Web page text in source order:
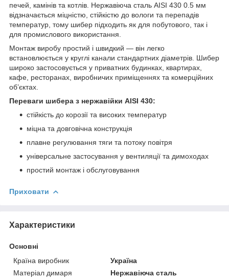
печей, камінів та котлів. Нержавіюча сталь AISI 430 0.5 мм
відзначається міцністю, стійкістю до вологи та перепадів
температур, тому шибер підходить як для побутового, так і
для промислового використання.
Монтаж виробу простий і швидкий — він легко
встановлюється у круглі канали стандартних діаметрів. Шибер
широко застосовується у приватних будинках, квартирах,
кафе, ресторанах, виробничих приміщеннях та комерційних
об’єктах.
Переваги шибера з нержавійки AISI 430:
стійкість до корозії та високих температур
міцна та довговічна конструкція
плавне регулювання тяги та потоку повітря
універсальне застосування у вентиляції та димоходах
простий монтаж і обслуговування
Приховати
Характеристики
Основні
Країна виробник
Україна
Матеріал димаря
Нержавіюча сталь